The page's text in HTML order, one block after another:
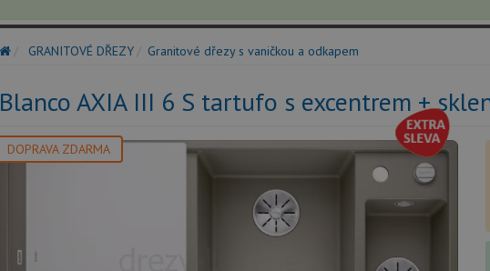
GRANITOVÉ DŘEZY Granitové dřezy s vaničkou a odkapem
Blanco AXIA III 6 S tartufo s excentrem +
DOPRAVA ZDARMA